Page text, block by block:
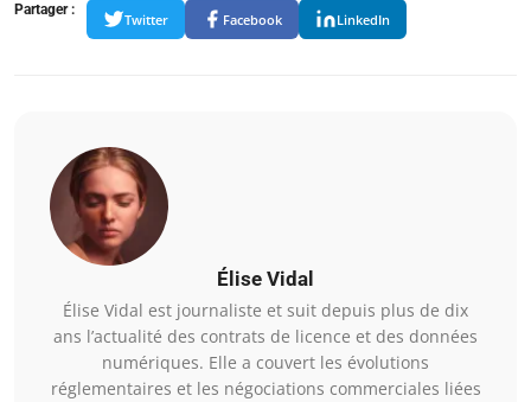
Partager :
Twitter Facebook LinkedIn
Élise Vidal
Élise Vidal est journaliste et suit depuis plus de dix
ans l’actualité des contrats de licence et des données
numériques. Elle a couvert les évolutions
réglementaires et les négociations commerciales liées